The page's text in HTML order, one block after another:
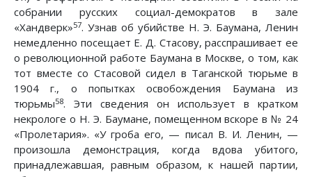
собрании русских социал-демократов в зале
«Хандверк»57. Узнав об убийстве Н. Э. Баумана, Ленин
немедленно посещает Е. Д. Стасову, расспрашивает ее
о революционной работе Баумана в Москве, о том, как
тот вместе со Стасовой сидел в Таганской тюрьме в
1904 г., о попытках освобождения Баумана из
тюрьмы58. Эти сведения он использует в кратком
некрологе о Н. Э. Баумане, помещенном вскоре в № 24
«Пролетария». «У гроба его, — писал В. И. Ленин, —
произошла демонстрация, когда вдова убитого,
принадлежавшая, равным образом, к нашей партии,